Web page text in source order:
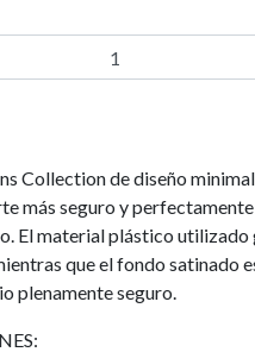
Collection de diseño
más seguro y
El material plástico utilizado
que el fondo satinado
plenamente seguro.